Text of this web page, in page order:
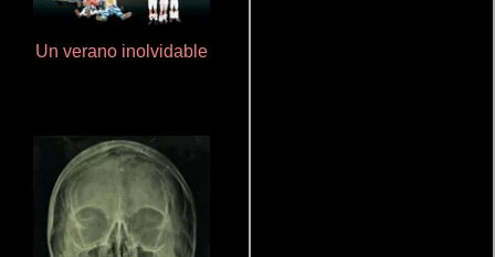
Un verano inolvidable